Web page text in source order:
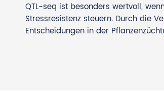
QTL-seq ist besonders wertvoll,
Stressresistenz steuern. Durch die
Entscheidungen in der